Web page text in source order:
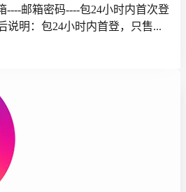
----邮箱密码----包24小时内首次登
说明：包24小时内首登，只售...